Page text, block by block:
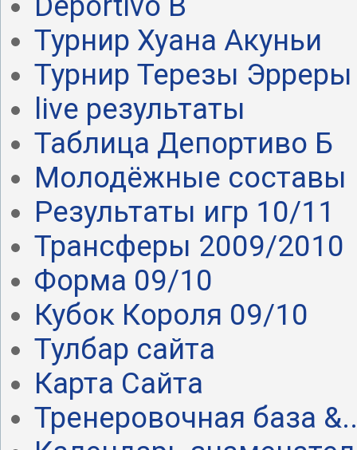
Турнир Хуана Акуньи
Турнир Терезы Эрреры
live результаты
Таблица Депортиво Б
Молодёжные составы
Результаты игр 10/11
Трансферы 2009/2010
Форма 09/10
Кубок Короля 09/10
Тулбар сайта
Карта Сайта
Тренеровочная база